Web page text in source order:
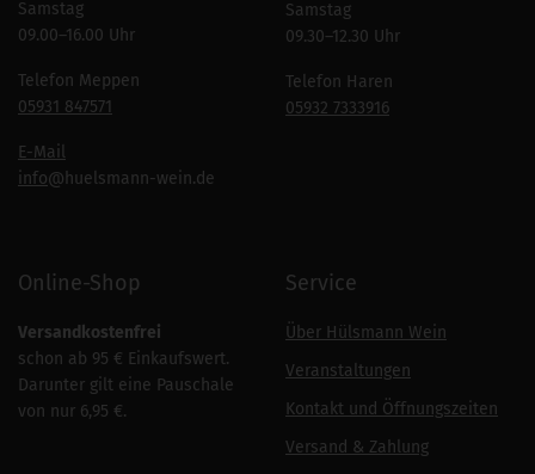
Samstag
09.00–16.00 Uhr
Telefon Meppen
05931 847571
E-Mail
info@huelsmann-wein.de
Samstag
09.30–12.30 Uhr
Telefon Haren
05932 7333916
Online-Shop
Versandkostenfrei
schon ab 95 € Einkaufswert.
Darunter gilt eine Pauschale
von nur 6,95 €.
Service
Über Hülsmann Wein
Veranstaltungen
Kontakt und Öffnungszeiten
Versand & Zahlung